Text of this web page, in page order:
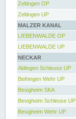
Zeltingen OP
Zeltingen UP
MALZER KANAL
LIEBENWALDE OP
LIEBENWALDE UP
NECKAR
Aldingen Schleuse UP
Beihingen Wehr UP
Besigheim SKA
Besigheim Schleuse UP
Besigheim Wehr UP